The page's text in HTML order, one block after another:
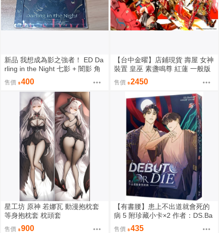
新品 我想成為影之強者！ ED Da
rling in the Night 七影 + 闇影 角
色歌 蒼い閃光 CD 阿爾法 貝塔
伽瑪 戴爾塔 伊普西龍 潔塔 希妲
售價 400
【台中金曜】店鋪現貨 壽屋 女神
裝置 皇巫 素盞鳴尊 紅蓮 一般版
組裝模型
售價 2450
星工坊 原神 若娜瓦 動漫抱枕套
等身抱枕套 枕頭套
售價 900
【有書腰】患上不出道就會死的
病 5 附珍藏小卡×2 作者：DS.Ba
ck/知翎文化輕小說/Avi書店
售價 435